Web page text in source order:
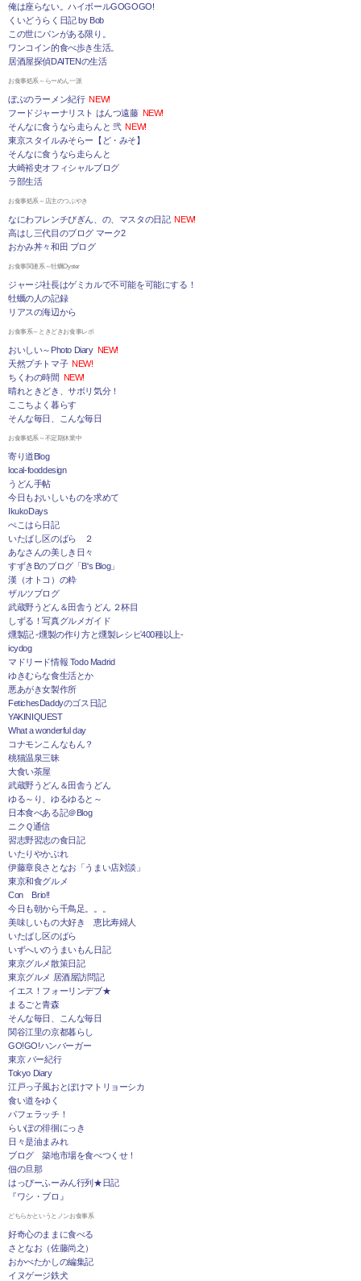
俺は座らない。ハイボールGOGOGO!
くいどうらく日記 by Bob
この世にパンがある限り。
ワンコイン的食べ歩き生活。
居酒屋探偵DAITENの生活
お食事処系～らーめん一派
ぼぶのラーメン紀行 NEW!
フードジャーナリスト はんつ遠藤 NEW!
そんなに食うなら走らんと 弐 NEW!
東京スタイルみそらー【ど・みそ】
そんなに食うなら走らんと
大崎裕史オフィシャルブログ
ラ部生活
お食事処系～店主のつぶやき
なにわフレンチびぎん、の、マスタの日記 NEW!
高はし三代目のブログ マーク2
おかみ丼々和田 ブログ
お食事関連系～牡蠣Oyster
ジャージ社長はゲミカルで不可能を可能にする！
牡蠣の人の記録
リアスの海辺から
お食事系～ときどきお食事レポ
おいしい～Photo Diary NEW!
天然プチトマ子 NEW!
ちくわの時間 NEW!
晴れときどき、サボリ気分！
ここちよく暮らす
そんな毎日、こんな毎日
お食事処系～不定期休業中
寄り道Blog
local-fooddesign
うどん手帖
今日もおいしいものを求めて
IkukoDays
ぺこはら日記
いたばし区のばら ２
あなさんの美しき日々
すずきBのブログ「B's Blog」
漢（オトコ）の粋
ザルツブログ
武蔵野うどん＆田舎うどん ２杯目
しずる！写真グルメガイド
燻製記 -燻製の作り方と燻製レシピ400種以上-
icydog
マドリード情報 Todo Madrid
ゆきむらな食生活とか
悪あがき女製作所
FetichesDaddyのゴス日記
YAKINIQUEST
What a wonderful day
コナモンこんなもん？
桃猫温泉三昧
大食い茶屋
武蔵野うどん＆田舎うどん
ゆる～り、ゆるゆると～
日本食べある記＠Blog
ニクＱ通信
習志野習志の食日記
いたりやかぶれ
伊藤章良さとなお「うまい店対談」
東京和食グルメ
Con Brio!!
今日も朝から千鳥足。。。
美味しいもの大好き 恵比寿婦人
いたばし区のばら
いずへいのうまいもん日記
東京グルメ散策日記
東京グルメ 居酒屋訪問記
イエス！フォーリンデブ★
まるごと青森
そんな毎日、こんな毎日
関谷江里の京都暮らし
GO!GO!ハンバーガー
東京 バー紀行
Tokyo Diary
江戸っ子風おとぼけマトリョーシカ
食い道をゆく
パフェラッチ！
らいぽの徘徊にっき
日々是油まみれ
ブログ 築地市場を食べつくせ！
佃の旦那
はっぴーふーみん行列★日記
『ワシ・ブロ』
どちらかというとノンお食事系
好奇心のままに食べる
さとなお（佐藤尚之）
おかべたかしの編集記
イヌゲージ鉄犬